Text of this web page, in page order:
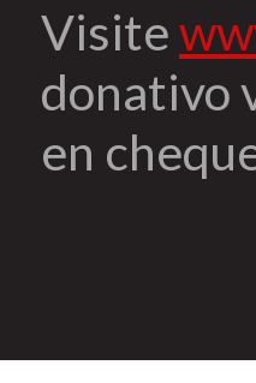
Visite
donativo
en